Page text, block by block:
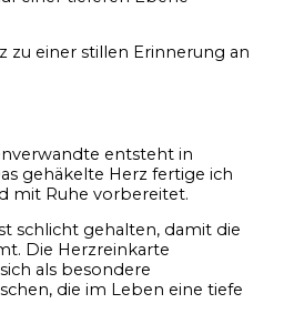
zu einer stillen Erinnerung an
entsteht in
gehäkelte Herz fertige ich
mit Ruhe vorbereitet.
schlicht gehalten, damit die
Die Herzreinkarte
als besondere
die im Leben eine tiefe